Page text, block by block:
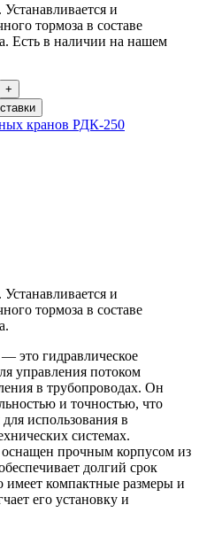
и
тормоза в составе
Есть в наличии на нашем
кранов РДК-250
и
тормоза в составе
это гидравлическое
управления потоком
в трубопроводах. Он
и точностью, что
использования в
системах.
прочным корпусом из
долгий срок
имеет компактные размеры и
его установку и